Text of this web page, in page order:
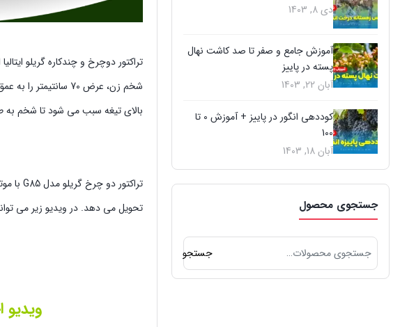
دی 8, 1403
آموزش جامع و صفر تا صد کاشت نهال
پسته در پاییز
آبان 22, 1403
کوددهی انگور در پاییز + آموزش 0 تا
100
آبان 18, 1403
جستجوی محصول
برای:
جستجو
تراکتور دوچرخ و چندکاره گریلو
بالای تیغه سبب می شود تا شخم
تحویل می دهد. در ویدیو زیر می
ویدیو